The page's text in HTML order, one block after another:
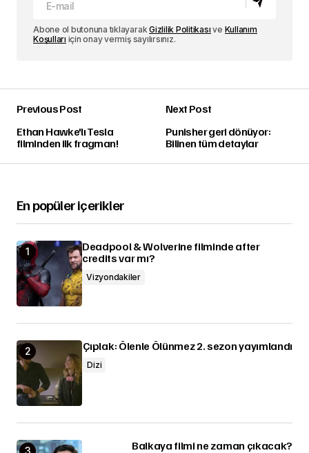
Abone ol butonuna tıklayarakGizlilik Politikası ve Kullanım
Koşulları için onay vermiş sayılırsınız.
Previous Post
Ethan Hawke'lı Tesla
filminden ilk fragman!
Next Post
Punisher geri dönüyor:
Bilinen tüm detaylar
En popüler içerikler
Deadpool & Wolverine filminde after
credits var mı?
Vizyondakiler
Çıplak: Ölenle Ölünmez 2. sezon yayımlandı
Dizi
Balkaya filmi ne zaman çıkacak?